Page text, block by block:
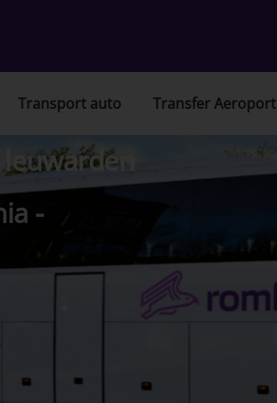
Transport auto Transfer Aeroport
-